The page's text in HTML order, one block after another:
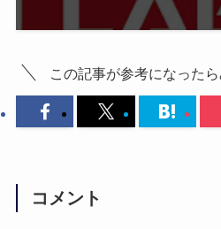
この記事が参考になった
コメント